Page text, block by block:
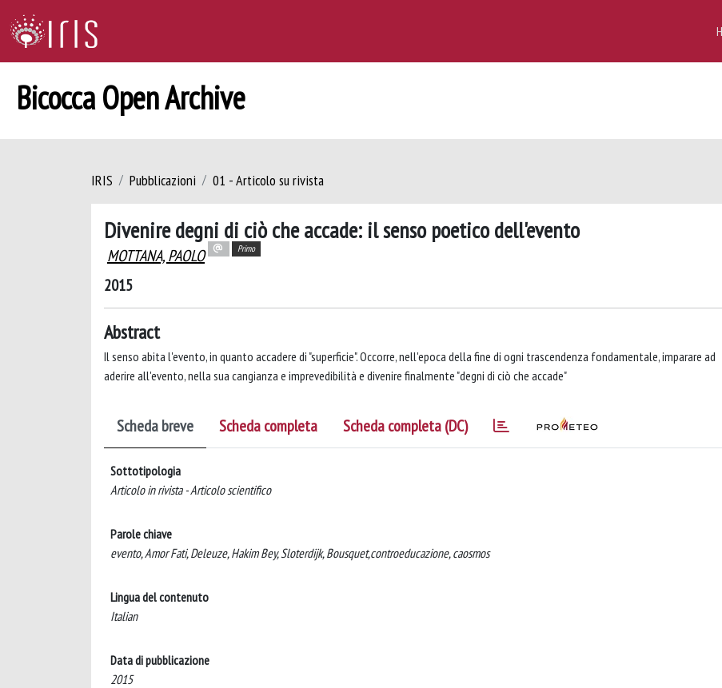
Bicocca Open Archive
IRIS Pubblicazioni 01 - Articolo su rivista
Divenire degni di ciò che accade: il senso poetico dell'evento
MOTTANA, PAOLO Primo
2015
Abstract
Il senso abita l'evento, in quanto accadere di "superficie". Occorre, nell'epoca della fine di ogni trascendenza fondamentale, imparare ad
aderire all'evento, nella sua cangianza e imprevedibilità e divenire finalmente "degni di ciò che accade"
Scheda breve Scheda completa Scheda completa (DC)
Sottotipologia
Articolo in rivista - Articolo scientifico
Parole chiave
evento, Amor Fati, Deleuze, Hakim Bey, Sloterdijk, Bousquet,controeducazione, caosmos
Lingua del contenuto
Italian
Data di pubblicazione
2015